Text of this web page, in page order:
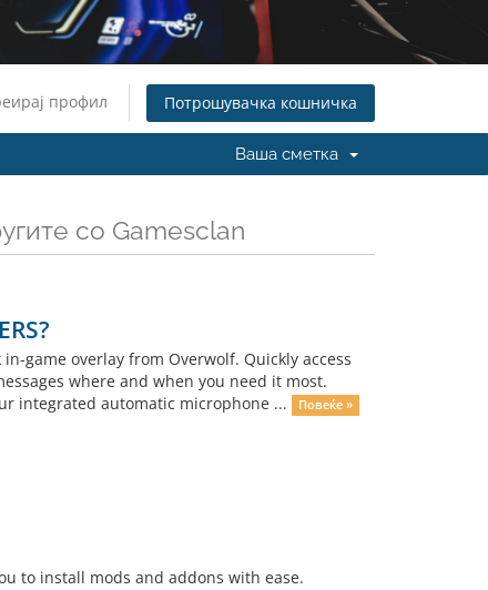
профил Потрошувачка кошничка
Ваша сметка
со Gamesclan
game overlay from Overwolf. Quickly access
where and when you need it most.
integrated automatic microphone ...
Повеќе »
to install mods and addons with ease.